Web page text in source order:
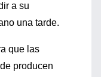
a su
una tarde.
que las
producen